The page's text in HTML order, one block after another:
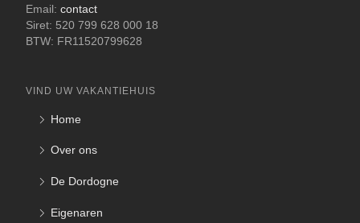
Email: contact
Siret: 520 799 628 000 18
BTW: FR11520799628
VIND UW VAKANTIEHUIS
Home
Over ons
De Dordogne
Eigenaren